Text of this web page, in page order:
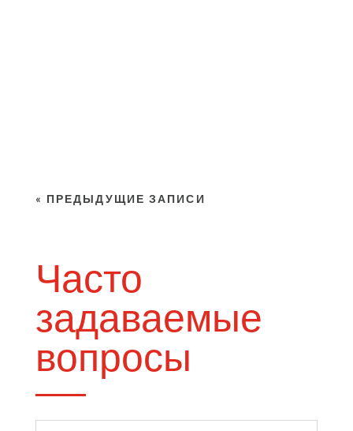
« ПРЕДЫДУЩИЕ ЗАПИСИ
Часто
задаваемые
вопросы